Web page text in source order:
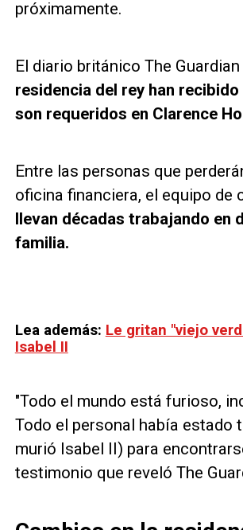
próximamente.
El diario británico The
residencia del rey han
son requeridos en Clarence
Entre las personas que
oficina financiera, el equipo de
llevan décadas trabajando en
familia.
Lea además: Le gritan "viejo
Isabel II
"Todo el mundo está furioso,
Todo el personal había estado
murió Isabel II) para
testimonio que reveló The